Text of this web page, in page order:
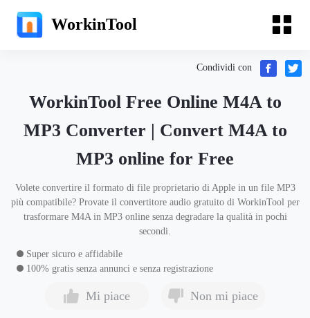
WorkinTool
Condividi con
WorkinTool Free Online M4A to
MP3 Converter | Convert M4A to
MP3 online for Free
Volete convertire il formato di file proprietario di Apple in un file MP3
più compatibile? Provate il convertitore audio gratuito di WorkinTool per
trasformare M4A in MP3 online senza degradare la qualità in pochi
secondi.
Super sicuro e affidabile
100% gratis senza annunci e senza registrazione
Mi piace Non mi piace